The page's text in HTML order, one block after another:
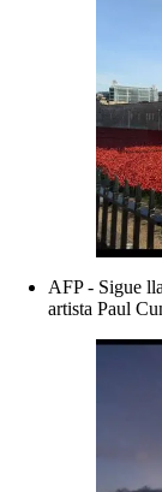
AFP - Sigue
artista Paul